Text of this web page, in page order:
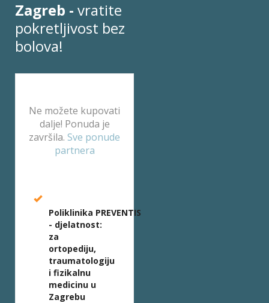
Zagreb - vratite
pokretljivost bez
bolova!
Ne možete kupovati
dalje! Ponuda je
završila. Sve ponude
partnera
Poliklinika PREVENTIS
- djelatnost:
za
ortopediju,
traumatologiju
i fizikalnu
medicinu u
Zagrebu